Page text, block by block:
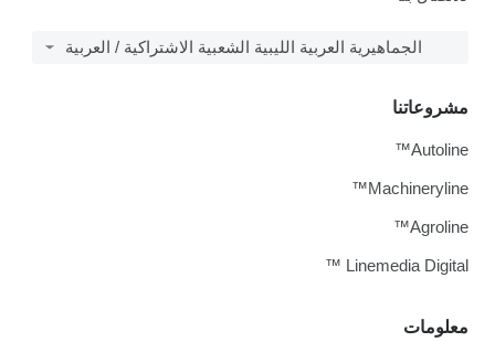
الجماهيرية العربية الليبية الشعبية الاشتراكية / العربية
معلومات
مشروعاتنا
Autoline™
Machineryline™
Agroline™
Linemedia Digital ™